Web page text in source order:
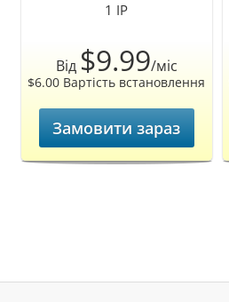
1 IP
Від $9.99/міс
$6.00 Вартість встановлення
Замовити зараз